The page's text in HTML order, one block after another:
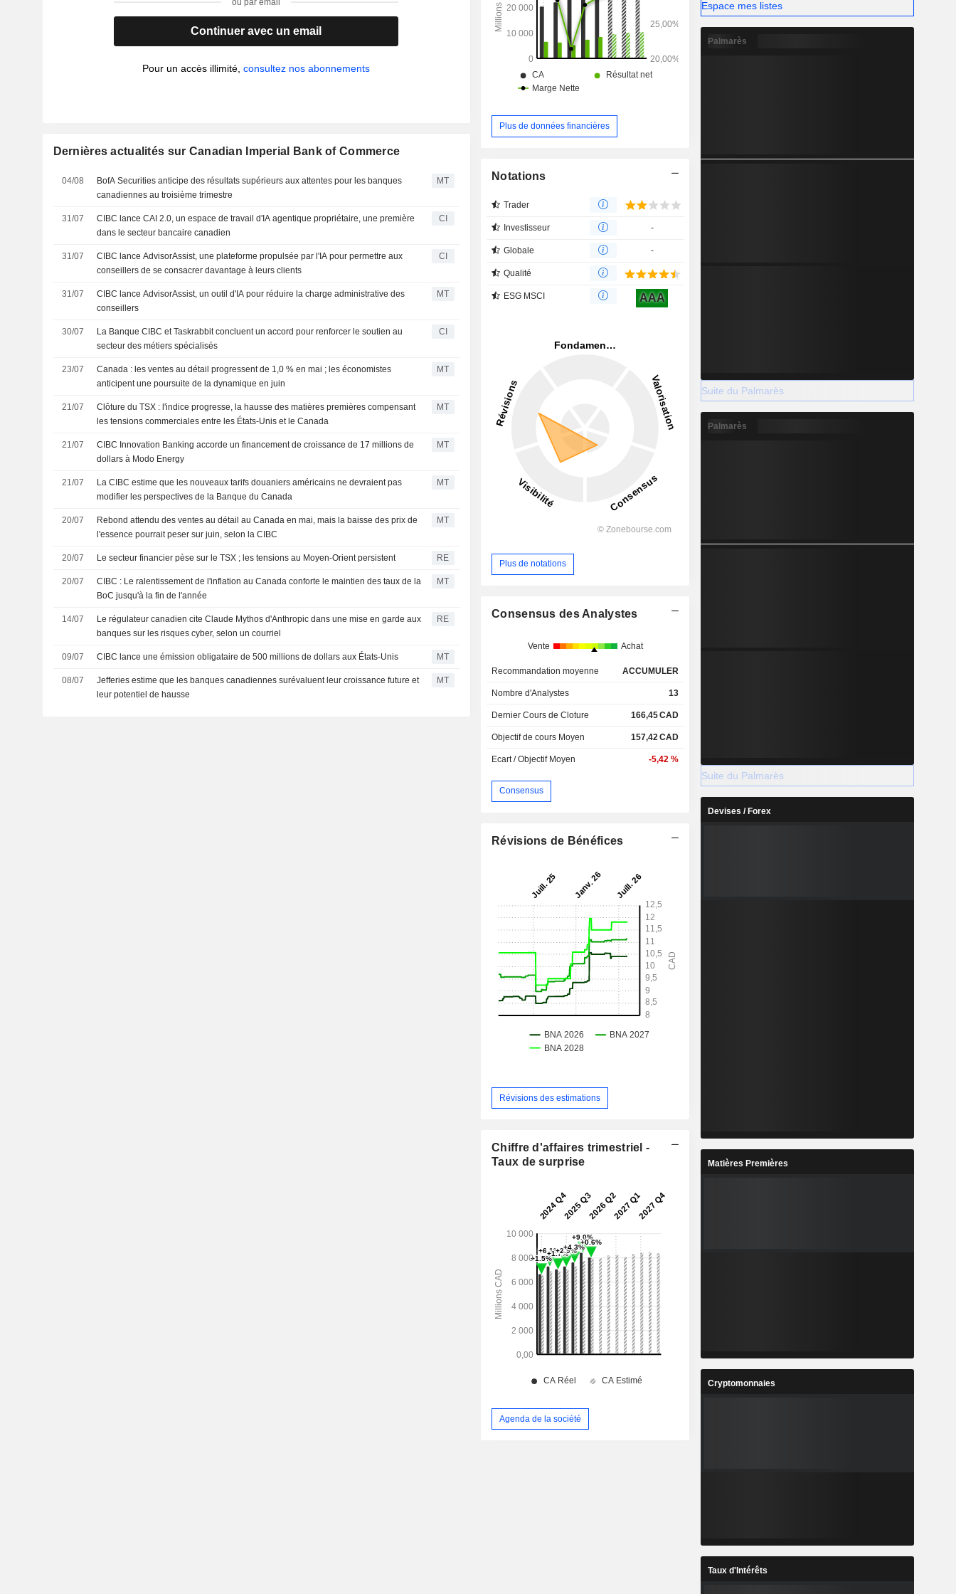
ou par email
Continuer avec un email
Pour un accès illimité,consultez nos abonnements
Dernières actualités sur Canadian Imperial Bank of Commerce
04/08
BofA Securities anticipe des résultats supérieurs aux attentes pour les banques
canadiennes au troisième trimestre
MT
31/07
CIBC lance CAI 2.0, un espace de travail d'IA agentique propriétaire, une première
dans le secteur bancaire canadien
CI
31/07
CIBC lance AdvisorAssist, une plateforme propulsée par l'IA pour permettre aux
conseillers de se consacrer davantage à leurs clients
CI
31/07
CIBC lance AdvisorAssist, un outil d'IA pour réduire la charge administrative des
conseillers
MT
30/07
La Banque CIBC et Taskrabbit concluent un accord pour renforcer le soutien au
secteur des métiers spécialisés
CI
23/07
Canada : les ventes au détail progressent de 1,0 % en mai ; les économistes
anticipent une poursuite de la dynamique en juin
MT
21/07
Clôture du TSX : l'indice progresse, la hausse des matières premières compensant
les tensions commerciales entre les États-Unis et le Canada
MT
21/07
CIBC Innovation Banking accorde un financement de croissance de 17 millions de
dollars à Modo Energy
MT
21/07
La CIBC estime que les nouveaux tarifs douaniers américains ne devraient pas
modifier les perspectives de la Banque du Canada
MT
20/07
Rebond attendu des ventes au détail au Canada en mai, mais la baisse des prix de
l'essence pourrait peser sur juin, selon la CIBC
MT
20/07 Le secteur financier pèse sur le TSX ; les tensions au Moyen-Orient persistent RE
20/07
CIBC : Le ralentissement de l'inflation au Canada conforte le maintien des taux de la
BoC jusqu'à la fin de l'année
MT
14/07
Le régulateur canadien cite Claude Mythos d'Anthropic dans une mise en garde aux
banques sur les risques cyber, selon un courriel
RE
09/07 CIBC lance une émission obligataire de 500 millions de dollars aux États-Unis MT
08/07
Jefferies estime que les banques canadiennes surévaluent leur croissance future et
leur potentiel de hausse
MT
fortunés, et exploite des services bancaires aux
particuliers et aux petites entreprises sur six
marchés américains. Le secteur des marchés de
capitaux propose des produits et services
intégrés sur les marchés mondiaux, ainsi que
des solutions de banque d'investissement et de
banque d'affaires.
Plus de données financières
Notations
Trader
Investisseur -
Globale -
Qualité
ESG MSCI AAA
Plus de notations
Consensus des Analystes
Vente Achat
Recommandation moyenne ACCUMULER
Nombre d'Analystes 13
Dernier Cours de Cloture 166,45CAD
Objectif de cours Moyen 157,42 CAD
Ecart / Objectif Moyen -5,42 %
Consensus
Révisions de Bénéfices
Révisions des estimations
Chiffre d'affaires trimestriel -
Taux de surprise
Agenda de la société
Espace mes listes
Palmarès
Suite du Palmarès
Palmarès
Suite du Palmarès
Devises / Forex
Matières Premières
Cryptomonnaies
Taux d'Intérêts